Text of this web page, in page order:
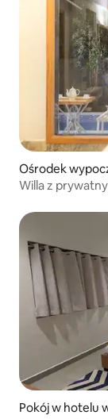
Ośrodek
Willa z
Pokój w hotelu